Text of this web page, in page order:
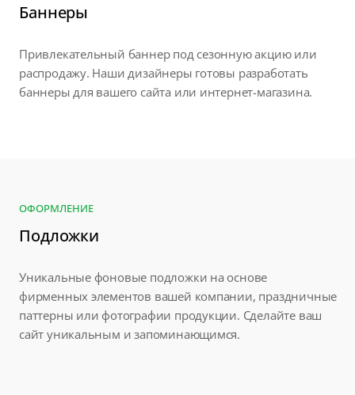
Баннеры
Привлекательный баннер под сезонную акцию или
распродажу. Наши дизайнеры готовы разработать
баннеры для вашего сайта или интернет-магазина.
ОФОРМЛЕНИЕ
Подложки
Уникальные фоновые подложки на основе
фирменных элементов вашей компании, праздничные
паттерны или фотографии продукции. Сделайте ваш
сайт уникальным и запоминающимся.